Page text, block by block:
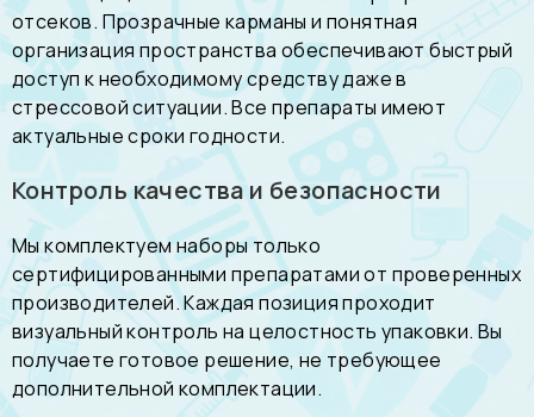
отсеков. Прозрачные карманы и понятная
организация пространства обеспечивают быстрый
доступ к необходимому средству даже в
стрессовой ситуации. Все препараты имеют
актуальные сроки годности.
Контроль качества и безопасности
Мы комплектуем наборы только
сертифицированными препаратами от проверенных
производителей. Каждая позиция проходит
визуальный контроль на целостность упаковки. Вы
получаете готовое решение, не требующее
дополнительной комплектации.